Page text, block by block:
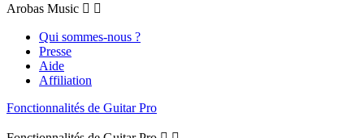
Arobas Music  
Qui sommes-nous ?
Presse
Aide
Affiliation
Fonctionnalités de Guitar Pro